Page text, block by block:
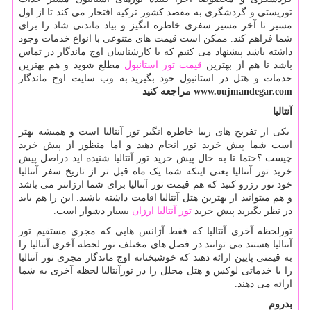
توریستی و گردشگری به مقصد کشور ترکیه افتخار می کند تا از اول
مسیر تا آخر مسیر سفری خاطره انگیز و بیاد ماندنی شاد را برای
شما فراهم کند. ممکن است قیمت های متنوعی با انواع خدمات وجود
داشته باشد پیشنهاد می کنیم که با کارشناسان اوج ماندگار در تماس
باشد تا هم از بهترین قیمت تور استانبول مطلع شوید و هم بهترین
خدمات و هتل در استانبول خود بگیرید.به وب سایت اوج ماندگار
www.oujmandegar.com مراجعه کنید
آنتالیا
یکی از تفریح های زیبا خاطره انگیز تور آنتالیا است و همیشه بهتر
است شما پیش خرید تور انجام دهید و اما منظور از پیش خرید
چیست ؟حتما تا به حال پیش خرید تور آنتالیا شنیده اید دراصل پیش
خرید تور آنتالیا یعنی اینکه شما یک ماه قبل تر از تاریخ سفر آنتالیا
خود تور رزرو کنید که هم قیمت تور آنتالیا برای شما ارزانتر می باشد
و هم میتوانید از بهترین هتل آنتالیا اقامت داشته باشید. این را هم باید
در نظر بگیرید پیش خرید تور آنتالیا ارزان بسیار دشوار است.
تورلحظه آخری آنتالیا که فقط آژانس هایی که مجری مستقیم تور
آنتالیا هستند می توانند در فصل های مختلف تور لحظه آخری آنتالیا را
به قیمتی پایین ارائه دهند که خوشبختانه اوج ماندگار مجری تور آنتالیا
را با خدماتی لوکس و هتل مجلل را در تورآنتالیا لحظه آخری به شما
ارائه می دهند.
بدروم